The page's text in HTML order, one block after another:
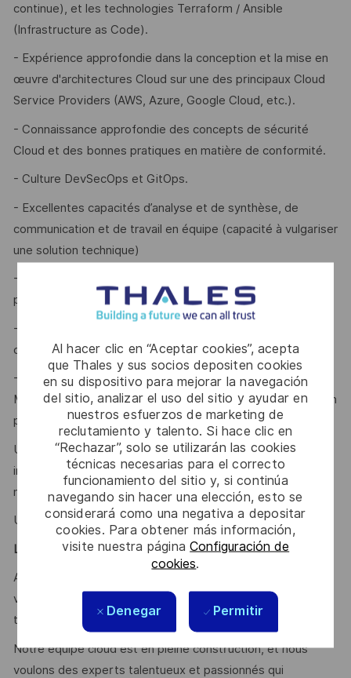
Al hacer clic en “Aceptar cookies”, acepta
que Thales y sus socios depositen cookies
en su dispositivo para mejorar la navegación
del sitio, analizar el uso del sitio y ayudar en
nuestros esfuerzos de marketing de
reclutamiento y talento. Si hace clic en
“Rechazar”, solo se utilizarán las cookies
técnicas necesarias para el correcto
funcionamiento del sitio y, si continúa
navegando sin hacer una elección, esto se
considerará como una negativa a depositar
cookies. Para obtener más información,
visite nuestra páginaConfiguración de
cookies.
Denegar Permitir
continue), et les technologies Terraform / Ansible
(Infrastructure as Code).
- Expérience approfondie dans la conception et la mise en
œuvre d'architectures Cloud sur une des principaux Cloud
Service Providers (AWS, Azure, Google Cloud, etc.).
- Connaissance approfondie des concepts de sécurité
Cloud et des bonnes pratiques en matière de conformité.
- Culture DevSecOps et GitOps.
- Excellentes capacités d’analyse et de synthèse, de
communication et de travail en équipe (capacité à vulgariser
une solution technique)
- Capacité à résoudre efficacement les problèmes et à
prendre des décisions techniques éclairées.
- Capacité à argumenter et convaincre et à prendre en
compte les remarques pertinentes
- Certifications Cloud (AWS Certified Solutions Architect,
Microsoft Certified: Azure Solutions Architect, etc.) sont un
plus.
Une bonne maîtrise de l'anglais est indispensable pour
interagir efficacement avec nos équipes internationales et
nos partenaires.
Une certification CSP serait un plus.
Le mot du manager
A la direction APC (Automation Platforms & Cloud), nous
vivons une période passionnante de transformation
technologique.
Notre équipe cloud est en pleine construction, et nous
voulons des experts talentueux et passionnés qui